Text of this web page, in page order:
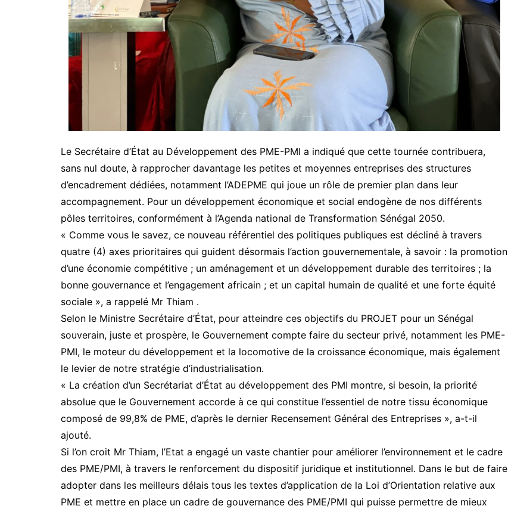
Le Secrétaire d’État au Développement des PME-PMI a indiqué que cette tournée contribuera,
sans nul doute, à rapprocher davantage les petites et moyennes entreprises des structures
d’encadrement dédiées, notamment l’ADEPME qui joue un rôle de premier plan dans leur
accompagnement. Pour un développement économique et social endogène de nos différents
pôles territoires, conformément à l’Agenda national de Transformation Sénégal 2050.
« Comme vous le savez, ce nouveau référentiel des politiques publiques est décliné à travers
quatre (4) axes prioritaires qui guident désormais l’action gouvernementale, à savoir : la promotion
d’une économie compétitive ; un aménagement et un développement durable des territoires ; la
bonne gouvernance et l’engagement africain ; et un capital humain de qualité et une forte équité
sociale », a rappelé Mr Thiam .
Selon le Ministre Secrétaire d’État, pour atteindre ces objectifs du PROJET pour un Sénégal
souverain, juste et prospère, le Gouvernement compte faire du secteur privé, notamment les PME-
PMI, le moteur du développement et la locomotive de la croissance économique, mais également
le levier de notre stratégie d’industrialisation.
« La création d’un Secrétariat d’État au développement des PMI montre, si besoin, la priorité
absolue que le Gouvernement accorde à ce qui constitue l’essentiel de notre tissu économique
composé de 99,8% de PME, d’après le dernier Recensement Général des Entreprises », a-t-il
ajouté.
Si l’on croit Mr Thiam, l’Etat a engagé un vaste chantier pour améliorer l’environnement et le cadre
des PME/PMI, à travers le renforcement du dispositif juridique et institutionnel. Dans le but de faire
adopter dans les meilleurs délais tous les textes d’application de la Loi d’Orientation relative aux
PME et mettre en place un cadre de gouvernance des PME/PMI qui puisse permettre de mieux